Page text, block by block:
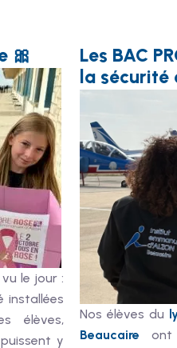
🎀
le jour :
installées
élèves,
y
Les BAC
la sécurité
Nos élèves du
Beaucaire ont